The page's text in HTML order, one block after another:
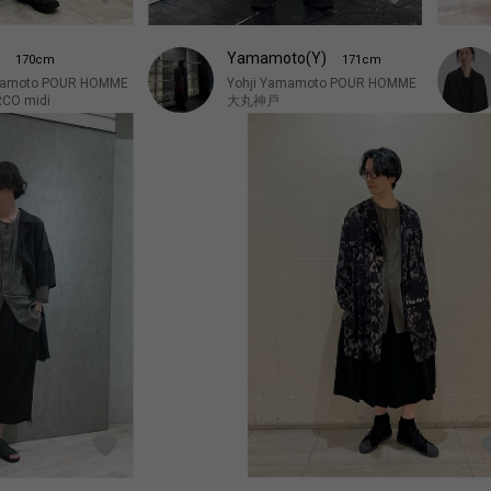
170cm
POUR HOMME
midi
Yamamoto(Y) 171cm
Yohji Yamamoto POUR HOMME
大丸神戸